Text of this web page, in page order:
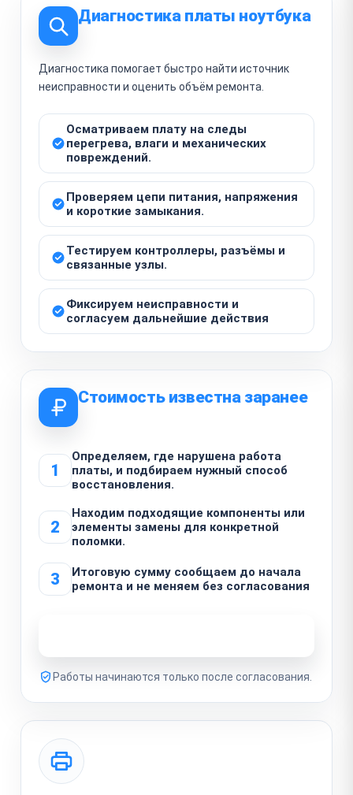
Диагностика платы ноутбука
Диагностика помогает быстро найти источник
неисправности и оценить объём ремонта.
Осматриваем плату на следы
перегрева, влаги и механических
повреждений.
Проверяем цепи питания, напряжения
и короткие замыкания.
Тестируем контроллеры, разъёмы и
связанные узлы.
Фиксируем неисправности и
согласуем дальнейшие действия
Стоимость известна заранее
1
Определяем, где нарушена работа
платы, и подбираем нужный способ
восстановления.
2
Находим подходящие компоненты или
элементы замены для конкретной
поломки.
3
Итоговую сумму сообщаем до начала
ремонта и не меняем без согласования
Работы начинаются только после согласования.